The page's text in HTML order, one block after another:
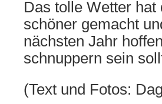
Das tolle Wetter
schöner gemacht
nächsten Jahr
schnuppern sein
(Text und Fotos: